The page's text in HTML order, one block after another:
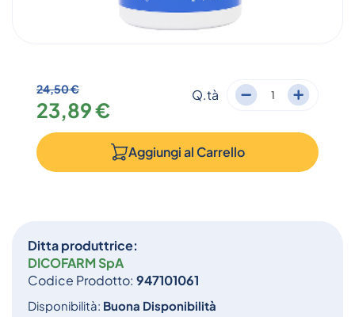
Ditta produttrice:
DICOFARM SpA
Codice Prodotto: 947101061
Disponibilità: Buona Disponibilità
24,50 €
23,89 €
Q.tà
Aggiungi al Carrello